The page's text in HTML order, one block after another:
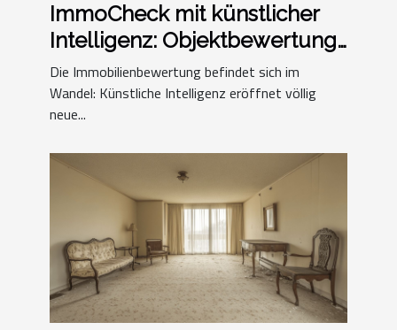
ImmoCheck mit künstlicher
Intelligenz: Objektbewertung
für die Zukunft
Die Immobilienbewertung befindet sich im
Wandel: Künstliche Intelligenz eröffnet völlig
neue...